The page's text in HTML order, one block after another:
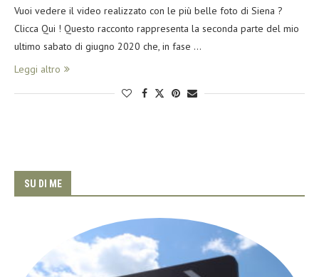
Vuoi vedere il video realizzato con le più belle foto di Siena ?
Clicca Qui ! Questo racconto rappresenta la seconda parte del mio
ultimo sabato di giugno 2020 che, in fase …
Leggi altro
SU DI ME